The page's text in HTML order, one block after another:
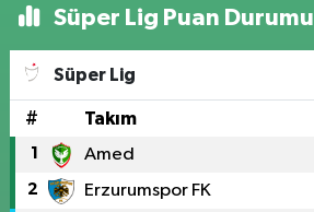
Süper Lig Puan Durumu
Süper Lig
# Takım
1 Amed
2 Erzurumspor FK